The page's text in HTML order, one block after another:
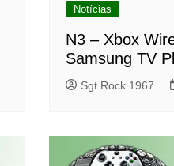
Notícias
N3 – Xbox
Samsung TV
Sgt Rock 1967